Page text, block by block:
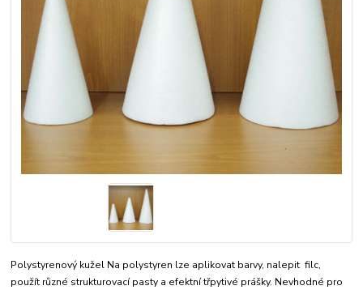
Polystyrenový kužel Na polystyren lze aplikovat barvy, nalepit filc,
použít různé strukturovací pasty a efektní třpytivé prášky. Nevhodné pro